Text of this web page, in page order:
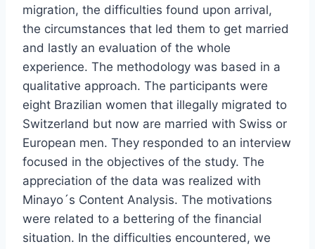
migration, the difficulties found upon arrival,
the circumstances that led them to get married
and lastly an evaluation of the whole
experience. The methodology was based in a
qualitative approach. The participants were
eight Brazilian women that illegally migrated to
Switzerland but now are married with Swiss or
European men. They responded to an interview
focused in the objectives of the study. The
appreciation of the data was realized with
Minayo´s Content Analysis. The motivations
were related to a bettering of the financial
situation. In the difficulties encountered, we